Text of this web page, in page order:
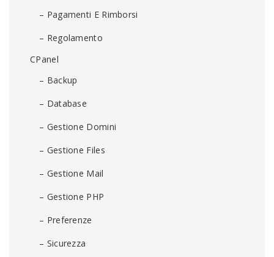
– Pagamenti E Rimborsi
– Regolamento
CPanel
– Backup
– Database
– Gestione Domini
– Gestione Files
– Gestione Mail
– Gestione PHP
– Preferenze
– Sicurezza